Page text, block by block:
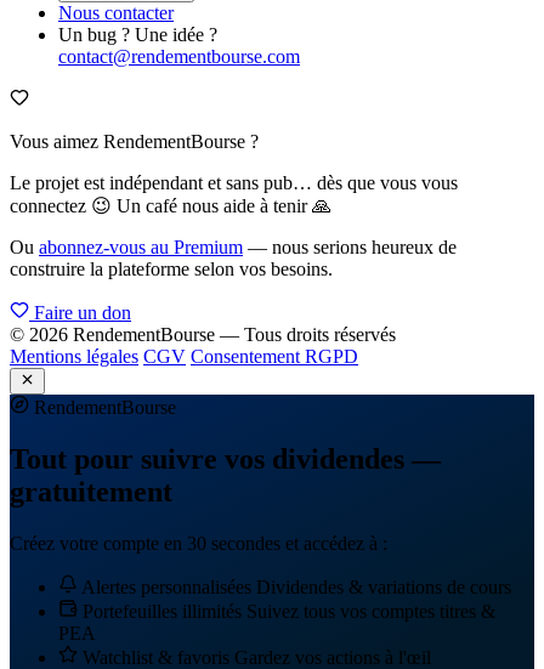
Nous contacter
Un bug ? Une idée ?
contact@rendementbourse.com
Vous aimez RendementBourse ?
Le projet est indépendant et sans pub… dès que vous vous
connectez 😉 Un café nous aide à tenir 🙏
Ou abonnez-vous au Premium — nous serions heureux de
construire la plateforme selon vos besoins.
Faire un don
© 2026 RendementBourse — Tous droits réservés
Mentions légales CGV Consentement RGPD
RendementBourse
Tout pour suivre vos dividendes —
gratuitement
Créez votre compte en 30 secondes et accédez à :
Alertes personnalisées Dividendes & variations de cours
Portefeuilles illimités Suivez tous vos comptes titres &
PEA
Watchlist & favoris Gardez vos actions à l'œil